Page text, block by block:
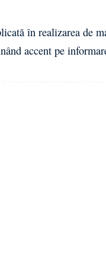
în realizarea de
accent pe